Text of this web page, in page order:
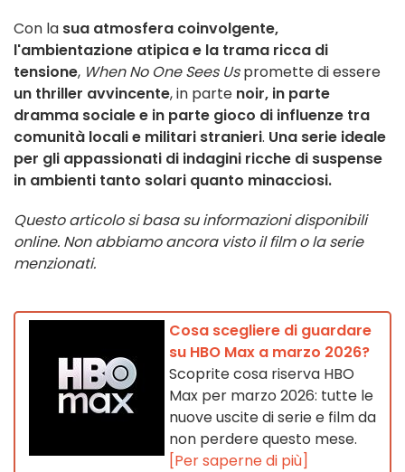
Con la sua atmosfera coinvolgente,
l'ambientazione atipica e la trama ricca di
tensione, When No One Sees Uspromette di essere
un thriller avvincente, in parte noir, in parte
dramma sociale e in parte gioco di influenze tra
comunità locali e militari stranieri. Una serie ideale
per gli appassionati di indagini ricche di suspense
in ambienti tanto solari quanto minacciosi.
Questo articolo si basa su informazioni disponibili
online. Non abbiamo ancora visto il film o la serie
menzionati.
Cosa scegliere di guardare
su HBO Max a marzo 2026?
Scoprite cosa riserva HBO
Max per marzo 2026: tutte le
nuove uscite di serie e film da
non perdere questo mese.
[Per saperne di più]